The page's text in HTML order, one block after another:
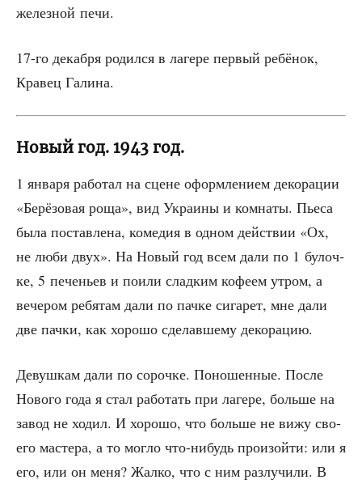
желез­ной печи.
17-го декаб­ря родил­ся в лаге­ре пер­вый ребё­нок,
Кра­вец Галина.
Новый год. 1943 год.
1 янва­ря рабо­тал на сцене оформ­ле­ни­ем деко­ра­ции
«Берё­зо­вая роща», вид Укра­и­ны и ком­на­ты. Пье­са
была постав­ле­на, коме­дия в одном дей­ствии «Ох,
не люби двух». На Новый год всем дали по 1 булоч­
ке, 5 пече­ньев и пои­ли слад­ким кофе­ем утром, а
вече­ром ребя­там дали по пач­ке сига­рет, мне дали
две пач­ки, как хоро­шо сде­лав­ше­му декорацию.
Девуш­кам дали по сороч­ке. Поно­шен­ные. После
Ново­го года я стал рабо­тать при лаге­ре, боль­ше на
завод не ходил. И хоро­шо, что боль­ше не вижу сво­
е­го масте­ра, а то мог­ло что-нибудь про­изой­ти: или я
его, или он меня? Жал­ко, что с ним раз­лу­чи­ли. В